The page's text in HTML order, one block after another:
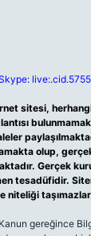
sitesi,
olup,
Gerçek
tesadüfidir.
niteliği
gereğince